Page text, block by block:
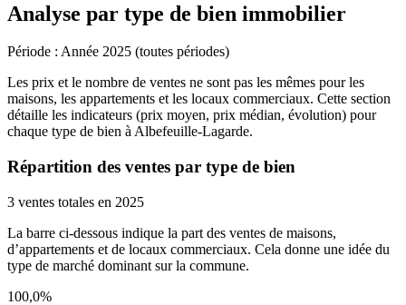
Analyse par type de bien immobilier
Période : Année 2025 (toutes périodes)
Les prix et le nombre de ventes ne sont pas les mêmes pour les
maisons, les appartements et les locaux commerciaux. Cette section
détaille les indicateurs (prix moyen, prix médian, évolution) pour
chaque type de bien à Albefeuille-Lagarde.
Répartition des ventes par type de bien
3 ventes totales en 2025
La barre ci-dessous indique la part des ventes de maisons,
d’appartements et de locaux commerciaux. Cela donne une idée du
type de marché dominant sur la commune.
100,0%